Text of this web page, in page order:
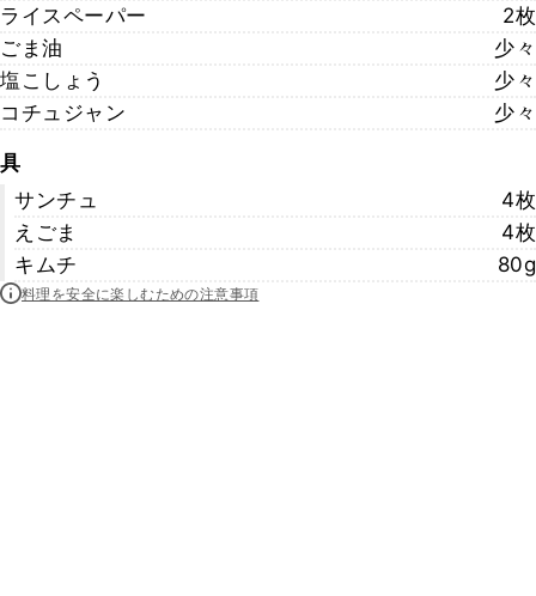
ライスペーパー
2枚
ごま油
少々
塩こしょう
少々
コチュジャン
少々
具
サンチュ
4枚
えごま
4枚
キムチ
80g
料理を安全に楽しむための注意事項